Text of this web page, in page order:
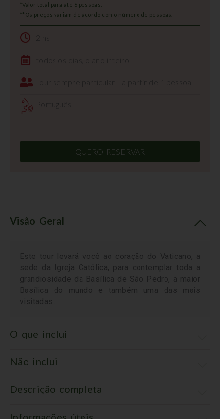
*Valor total para até 6 pessoas.
**Os preços variam de acordo com o número de pessoas.
Português
QUERO RESERVAR
Visão Geral
Este tour levará você ao coração do Vaticano, a
sede da Igreja Católica, para contemplar toda a
grandiosidade da Basílica de São Pedro, a maior
Basílica do mundo e também uma das mais
visitadas
O que inclui
Não inclui
Descrição completa